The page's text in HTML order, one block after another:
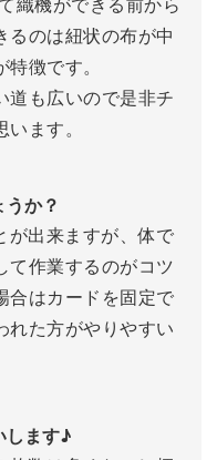
るのは紐状の布が中
徴です。
道も広いので是非チ
ます。
か？
が出来ますが、体で
て作業するのがコツ
合はカードを固定で
れた方がやりやすい
します♪